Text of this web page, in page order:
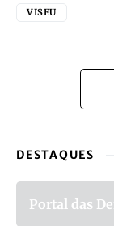
VISEU
DESTAQUES
Portal das